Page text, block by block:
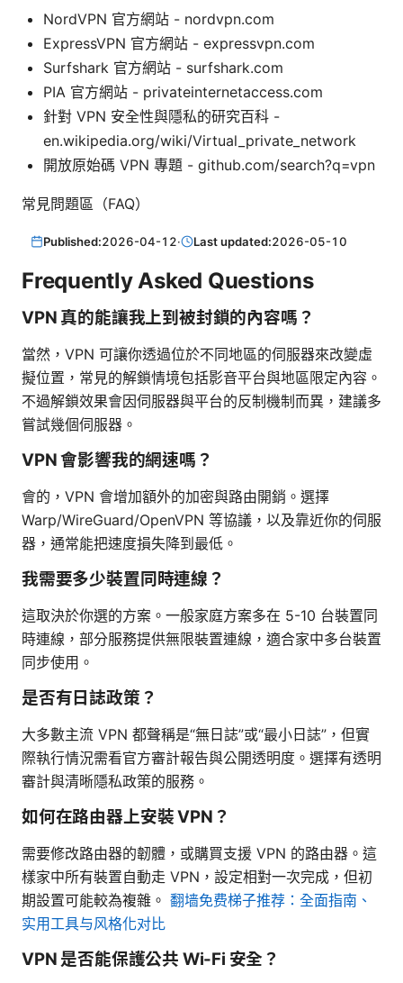
NordVPN 官方網站 - nordvpn.com
ExpressVPN 官方網站 - expressvpn.com
Surfshark 官方網站 - surfshark.com
PIA 官方網站 - privateinternetaccess.com
針對 VPN 安全性與隱私的研究百科 -
en.wikipedia.org/wiki/Virtual_private_network
開放原始碼 VPN 專題 - github.com/search?q=vpn
常見問題區（FAQ）
Published:2026-04-12· Last updated:2026-05-10
Frequently Asked Questions
VPN 真的能讓我上到被封鎖的內容嗎？
當然，VPN 可讓你透過位於不同地區的伺服器來改變虛
擬位置，常見的解鎖情境包括影音平台與地區限定內容。
不過解鎖效果會因伺服器與平台的反制機制而異，建議多
嘗試幾個伺服器。
VPN 會影響我的網速嗎？
會的，VPN 會增加額外的加密與路由開銷。選擇
Warp/WireGuard/OpenVPN 等協議，以及靠近你的伺服
器，通常能把速度損失降到最低。
我需要多少裝置同時連線？
這取決於你選的方案。一般家庭方案多在 5-10 台裝置同
時連線，部分服務提供無限裝置連線，適合家中多台裝置
同步使用。
是否有日誌政策？
大多數主流 VPN 都聲稱是“無日誌”或“最小日誌”，但實
際執行情況需看官方審計報告與公開透明度。選擇有透明
審計與清晰隱私政策的服務。
如何在路由器上安裝 VPN？
需要修改路由器的韌體，或購買支援 VPN 的路由器。這
樣家中所有裝置自動走 VPN，設定相對一次完成，但初
期設置可能較為複雜。 翻墙免费梯子推荐：全面指南、
实用工具与风格化对比
VPN 是否能保護公共 Wi-Fi 安全？